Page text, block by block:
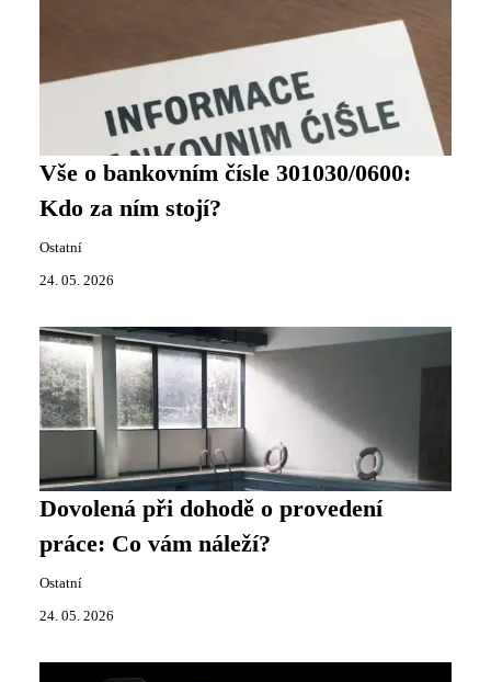
Vše o bankovním čísle 301030/0600:
Kdo za ním stojí?
Ostatní
24. 05. 2026
Dovolená při dohodě o provedení
práce: Co vám náleží?
Ostatní
24. 05. 2026